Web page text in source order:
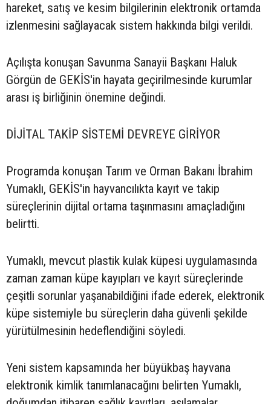
hareket, satış ve kesim bilgilerinin elektronik ortamda
izlenmesini sağlayacak sistem hakkında bilgi verildi.
Açılışta konuşan Savunma Sanayii Başkanı Haluk
Görgün de GEKİS'in hayata geçirilmesinde kurumlar
arası iş birliğinin önemine değindi.
DİJİTAL TAKİP SİSTEMİ DEVREYE GİRİYOR
Programda konuşan Tarım ve Orman Bakanı İbrahim
Yumaklı, GEKİS'in hayvancılıkta kayıt ve takip
süreçlerinin dijital ortama taşınmasını amaçladığını
belirtti.
Yumaklı, mevcut plastik kulak küpesi uygulamasında
zaman zaman küpe kayıpları ve kayıt süreçlerinde
çeşitli sorunlar yaşanabildiğini ifade ederek, elektronik
küpe sistemiyle bu süreçlerin daha güvenli şekilde
yürütülmesinin hedeflendiğini söyledi.
Yeni sistem kapsamında her büyükbaş hayvana
elektronik kimlik tanımlanacağını belirten Yumaklı,